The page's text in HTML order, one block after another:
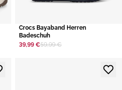
​Crocs Bayaband Herren
Badeschuh
39,99 €59,99 €